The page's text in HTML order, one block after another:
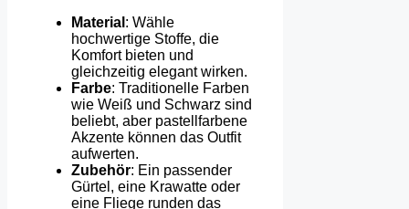
Material : Wähle
hochwertige Stoffe, die
Komfort bieten und
gleichzeitig elegant wirken.
Farbe: Traditionelle Farben
wie Weiß und Schwarz sind
beliebt, aber pastellfarbene
Akzente können das Outfit
aufwerten.
Zubehör: Ein passender
Gürtel, eine Krawatte oder
eine Fliege runden das